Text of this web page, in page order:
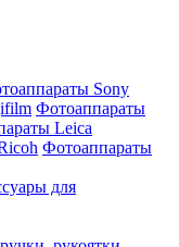
Sony
Фотоаппараты
Leica
Фотоаппараты
для